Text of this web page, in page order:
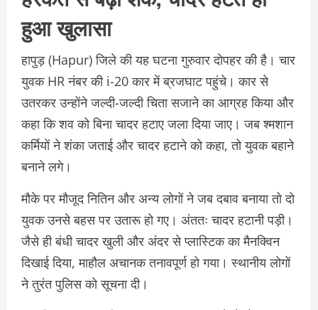
हुआ खुलासा
हापुड़ (Hapur) जिले की यह घटना गुरुवार दोपहर की है। चार
युवक HR नंबर की i-20 कार में ब्रजघाट पहुंचे। कार से
उतरकर उन्होंने जल्दी-जल्दी चिता सजाने का आग्रह किया और
कहा कि शव को बिना चादर हटाए जला दिया जाए। जब श्मशान
कर्मियों ने शंका जताई और चादर हटाने को कहा, तो युवक बहाने
बनाने लगे।
मौके पर मौजूद नितिन और अन्य लोगों ने जब दबाव बनाया तो दो
युवक उनसे बहस पर उतारू हो गए। अंततः चादर हटानी पड़ी।
जैसे ही बंधी चादर खुली और अंदर से प्लास्टिक का मैनक्विन
दिखाई दिया, माहौल अचानक तनावपूर्ण हो गया। स्थानीय लोगों
ने तुरंत पुलिस को सूचना दी।